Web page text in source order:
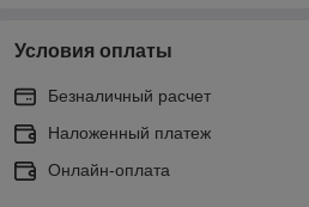
Условия оплаты
Безналичный расчет
Наложенный платеж
Онлайн-оплата